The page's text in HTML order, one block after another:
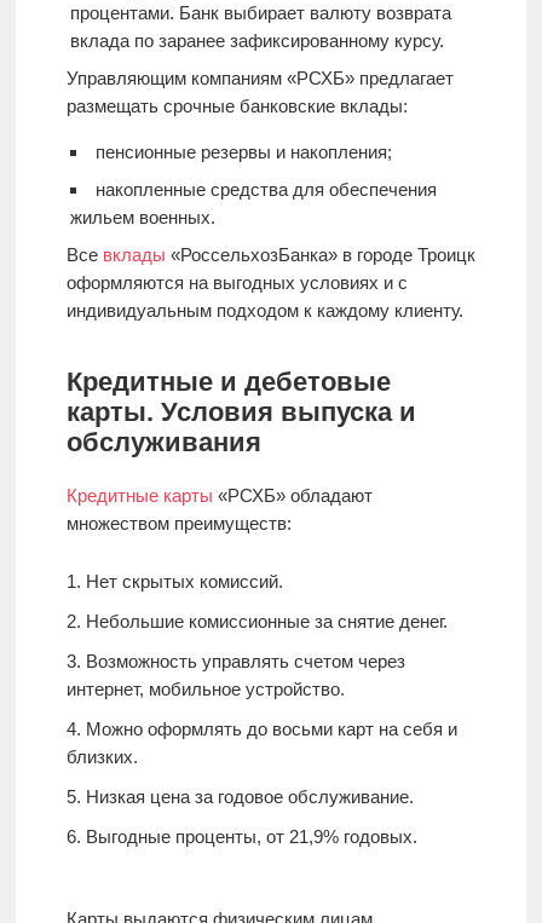
процентами. Банк выбирает валюту возврата
вклада по заранее зафиксированному курсу.
Управляющим компаниям «РСХБ» предлагает
размещать срочные банковские вклады:
пенсионные резервы и накопления;
накопленные средства для обеспечения
жильем военных.
Все вклады «РоссельхозБанка» в городе Троицк
оформляются на выгодных условиях и с
индивидуальным подходом к каждому клиенту.
Кредитные и дебетовые
карты. Условия выпуска и
обслуживания
Кредитные карты «РСХБ» обладают
множеством преимуществ:
Нет скрытых комиссий.
Небольшие комиссионные за снятие денег.
Возможность управлять счетом через
интернет, мобильное устройство.
Можно оформлять до восьми карт на себя и
близких.
Низкая цена за годовое обслуживание.
Выгодные проценты, от 21,9% годовых.
Карты выдаются физическим лицам,